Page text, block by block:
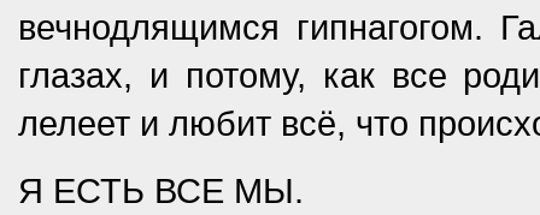
вечнодлящимся гипнагогом.
глазах, и потому, как все
лелеет и любит всё, что
Я ЕСТЬ ВСЕ МЫ.